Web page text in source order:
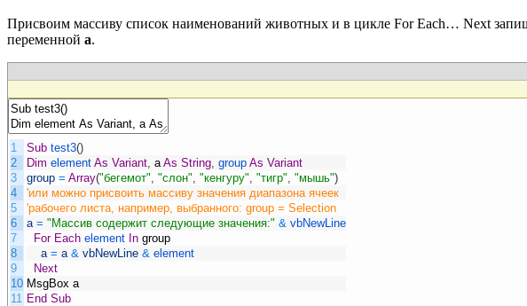
Присвоим массиву список наименований животных и в цикле For Each… Next
переменной a.
1
2
3
4
5
6
7
8
9
10
11
Sub test3()
Dim element As Variant a As String group As Variant
group = Array("бегемот" "слон" "кенгуру" "тигр" "мышь")
'или можно присвоить массиву значения диапазона ячеек
'рабочего листа, например, выбранного: group = Selection
a = "Массив содержит следующие значения:" & vbNewLine
For Each element In group
a = a & vbNewLine & element
Next
MsgBox a
End Sub